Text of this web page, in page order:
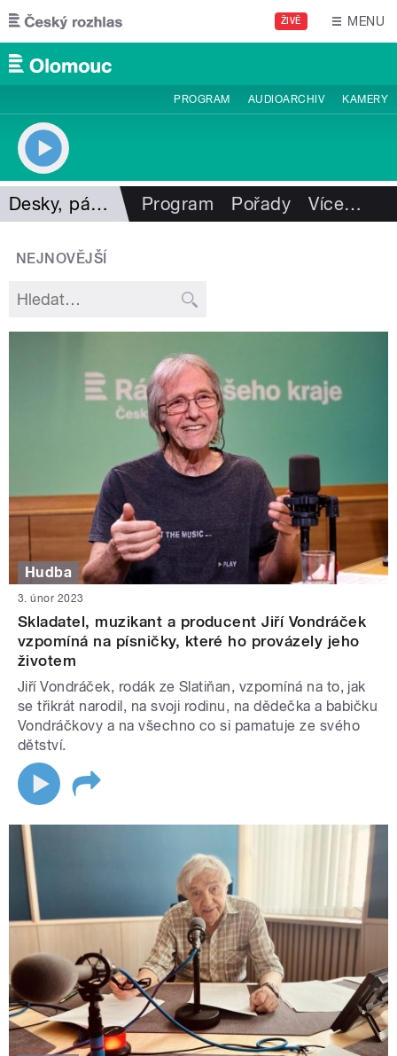
Přejít k hlavnímu obsahu
ŽIVĚ MENU
PROGRAM AUDIOARCHIV KAMERY
Desky, pásky, vzpomínky Program Pořady Více…
NEJNOVĚJŠÍ
Hudba
3. únor 2023
Skladatel, muzikant a producent Jiří Vondráček
vzpomíná na písničky, které ho provázely jeho
životem
Jiří Vondráček, rodák ze Slatiňan, vzpomíná na to, jak
se třikrát narodil, na svoji rodinu, na dědečka a babičku
Vondráčkovy a na všechno co si pamatuje ze svého
dětství.